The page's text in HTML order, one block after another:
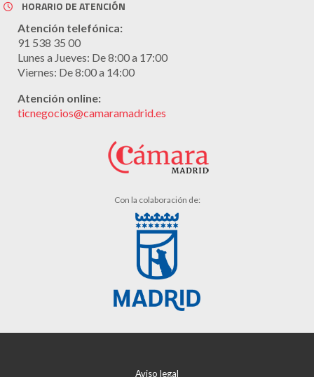
HORARIO DE ATENCIÓN
Atención telefónica:
91 538 35 00
Lunes a Jueves: De 8:00 a 17:00
Viernes: De 8:00 a 14:00
Atención online:
ticnegocios@camaramadrid.es
Con la colaboración de:
Aviso legal